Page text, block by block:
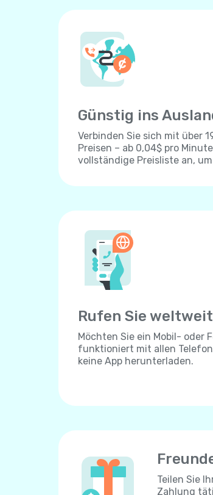
Günstig ins
Verbinden Sie sich mit über
Preisen – ab 0,04$ pro
vollständige Preisliste an,
Rufen Sie
Möchten Sie ein Mobil- oder
funktioniert mit allen
keine App herunterladen.
Teilen Sie
Zahlung